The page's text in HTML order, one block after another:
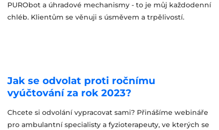
PURObot a úhradové mechanismy - to je můj každodenní
chléb. Klientům se věnuji s úsměvem a trpělivostí.
Jak se odvolat proti ročnímu
vyúčtování za rok 2023?
Chcete si odvolání vypracovat sami? Přinášíme webináře
pro ambulantní specialisty a fyzioterapeuty, ve kterých se